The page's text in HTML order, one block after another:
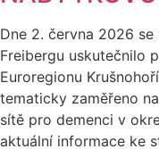
Dne 2. června 2026
Freibergu uskutečnilo
Euroregionu
tematicky zaměřeno
sítě pro demenci v
aktuální informace ke